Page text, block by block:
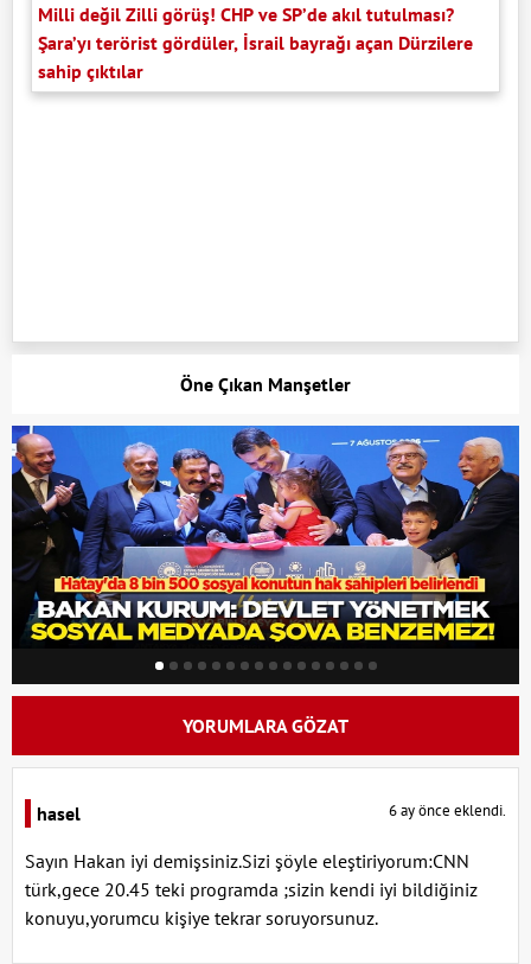
Milli değil Zilli görüş! CHP ve SP’de akıl tutulması?
Şara’yı terörist gördüler, İsrail bayrağı açan Dürzilere
sahip çıktılar
Öne Çıkan Manşetler
YORUMLARA GÖZAT
hasel 6 ay önce eklendi.
Sayın Hakan iyi demişsiniz.Sizi şöyle eleştiriyorum:CNN
türk,gece 20.45 teki programda ;sizin kendi iyi bildiğiniz
konuyu,yorumcu kişiye tekrar soruyorsunuz.